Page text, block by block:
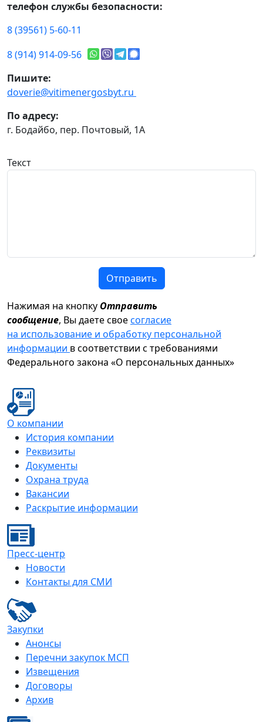
телефон службы безопасности:
8 (39561) 5-60-11
8 (914) 914-09-56
Пишите:
doverie@vitimenergosbyt.ru
По адресу:
г. Бодайбо, пер. Почтовый, 1А
Текст
Отправить
Нажимая на кнопку Отправить
сообщение, Вы даете своесогласие
на использование и обработку персональной
информации в соответствии с требованиями
Федерального закона «О персональных данных»
О компании
История компании
Реквизиты
Документы
Охрана труда
Вакансии
Раскрытие информации
Пресс-центр
Новости
Контакты для СМИ
Закупки
Анонсы
Перечни закупок МСП
Извещения
Договоры
Архив